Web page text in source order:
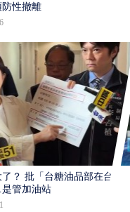
性撤離
？ 批「台糖油品部在台
管加油站